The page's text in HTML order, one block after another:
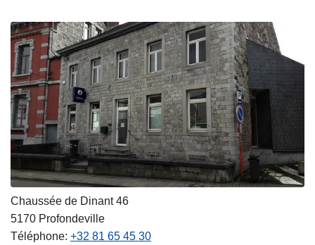
Chaussée de Dinant 46
5170 Profondeville
Téléphone +32 81 65 45 30